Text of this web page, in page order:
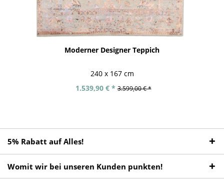
Moderner Designer Teppich
240 x 167 cm
1.539,90 € * 3.599,00 € *
5% Rabatt auf Alles!
Womit wir bei unseren Kunden punkten!